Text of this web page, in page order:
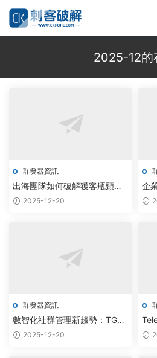
2025-12的
群發器資訊
出海團隊如何破解獲客瓶頸？
AI驅動TG協議機器人實現自動
2025-12-20
企
智
群發器資訊
數智化社群管理新趨勢：TG網
頁版報價革新，智能加群機器
2025-12-20
原